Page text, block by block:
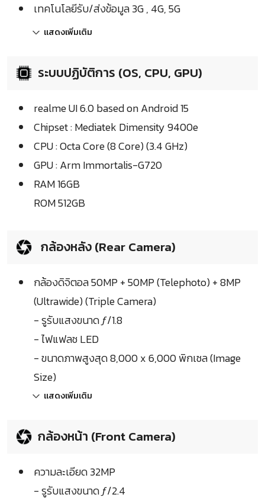
เทคโนโลยีรับ/ส่งข้อมูล 3G , 4G, 5G
แสดงเพิ่มเติม
ระบบปฏิบัติการ (OS, CPU, GPU)
realme UI 6.0 based on Android 15
Chipset : Mediatek Dimensity 9400e
CPU : Octa Core (8 Core) (3.4 GHz)
GPU : Arm Immortalis-G720
RAM 16GB
ROM 512GB
กล้องหลัง (Rear Camera)
กล้องดิจิตอล 50MP + 50MP (Telephoto) + 8MP
(Ultrawide) (Triple Camera)
- รูรับแสงขนาด ƒ/1.8
- ไฟแฟลช LED
- ขนาดภาพสูงสุด 8,000 x 6,000 พิกเซล (Image
Size)
แสดงเพิ่มเติม
กล้องหน้า (Front Camera)
ความละเอียด 32MP
- รูรับแสงขนาด ƒ/2.4